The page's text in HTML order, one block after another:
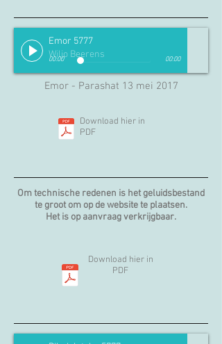
Emor 5777
Wiljo Beerens
00:00 00:00
Emor - Parashat 13 mei 2017
Download hier in
PDF
Om technische redenen is het geluidsbestand
te groot om op de website te plaatsen.
Het is op aanvraag verkrijgbaar.
Download hier in
PDF